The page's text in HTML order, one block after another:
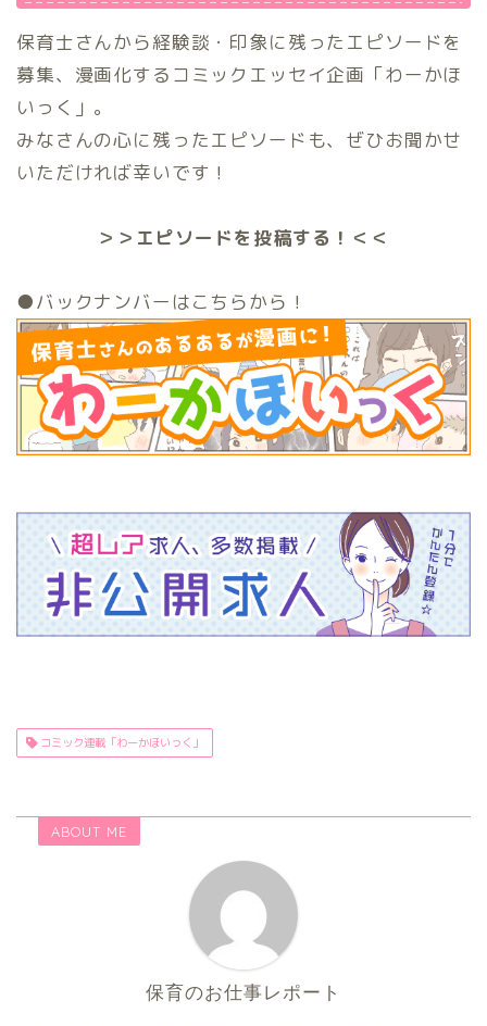
保育士さんから経験談・印象に残ったエピソードを
募集、漫画化するコミックエッセイ企画「わーかほ
いっく」。
みなさんの心に残ったエピソードも、ぜひお聞かせ
いただければ幸いです！
＞＞エピソードを投稿する！＜＜
●バックナンバーはこちらから！
コミック連載「わーかほいっく」
ABOUT ME
保育のお仕事レポート